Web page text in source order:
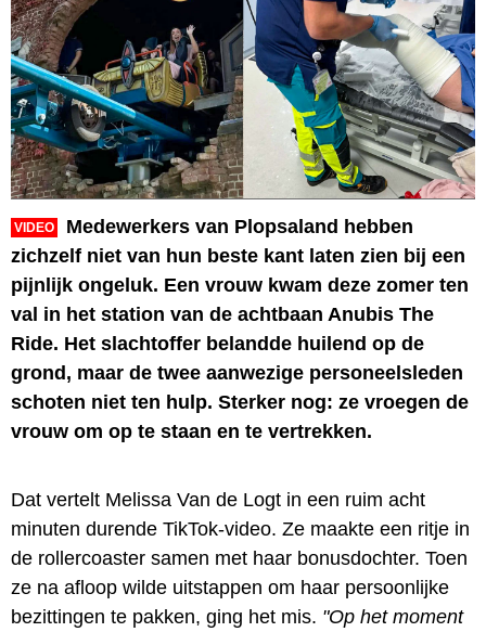
VIDEO
Medewerkers van Plopsaland hebben
zichzelf niet van hun beste kant laten zien bij een
pijnlijk ongeluk. Een vrouw kwam deze zomer ten
val in het station van de achtbaan Anubis The
Ride. Het slachtoffer belandde huilend op de
grond, maar de twee aanwezige personeelsleden
schoten niet ten hulp. Sterker nog: ze vroegen de
vrouw om op te staan en te vertrekken.
Dat vertelt Melissa Van de Logt in een ruim acht
minuten durende TikTok-video. Ze maakte een ritje in
de rollercoaster samen met haar bonusdochter. Toen
ze na afloop wilde uitstappen om haar persoonlijke
bezittingen te pakken, ging het mis. "Op het moment